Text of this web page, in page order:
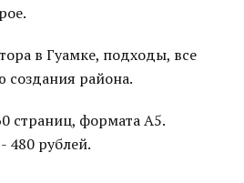
в Гуамке, подходы, все
района.
страниц, формата А5.
480 рублей.